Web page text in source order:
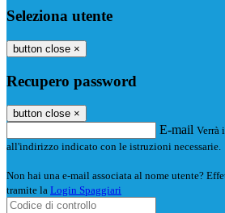
Seleziona utente
button close ×
Recupero password
button close ×
E-mail Verrà
all'indirizzo indicato con le istruzioni necessarie.
Non hai una e-mail associata al nome utente?
tramite la Login Spaggiari